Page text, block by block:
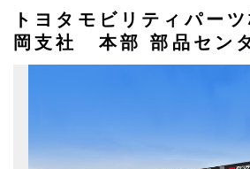
トヨタモビリティパー
岡支社 本部 部品セン